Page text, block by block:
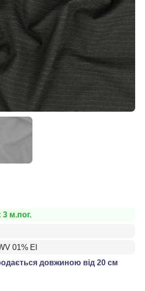
3 м.пог.
01% El
довжиною від 20 см